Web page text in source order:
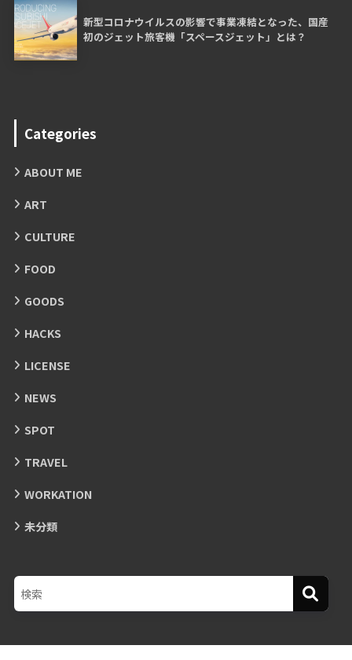
新型コロナウイルスの影響で事業凍結となった、国産
初のジェット旅客機「スペースジェット」とは？
Categories
ABOUT ME
ART
CULTURE
FOOD
GOODS
HACKS
LICENSE
NEWS
SPOT
TRAVEL
WORKATION
未分類